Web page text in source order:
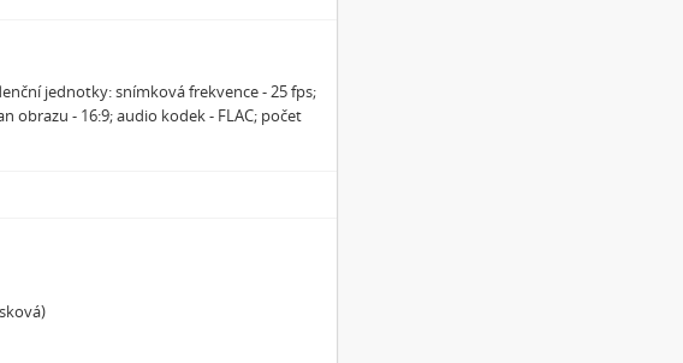
jednotky: snímková frekvence - 25 fps;
obrazu - 16:9; audio kodek - FLAC; počet